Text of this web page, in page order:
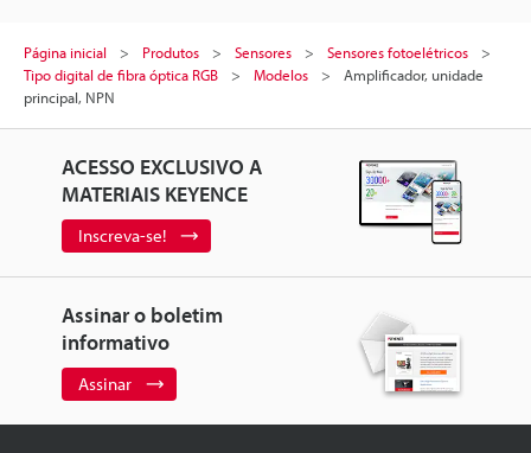
Página inicial Produtos Sensores
Sensores fotoelétricos
Tipo digital de fibra óptica RGB
Modelos
Amplificador, unidade
principal, NPN
ACESSO EXCLUSIVO A
MATERIAIS KEYENCE
Inscreva-se!
Assinar o boletim
informativo
Assinar